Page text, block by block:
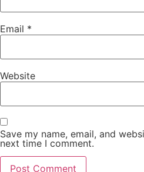
Email *
Website
Save my name, email, and
next time I comment.